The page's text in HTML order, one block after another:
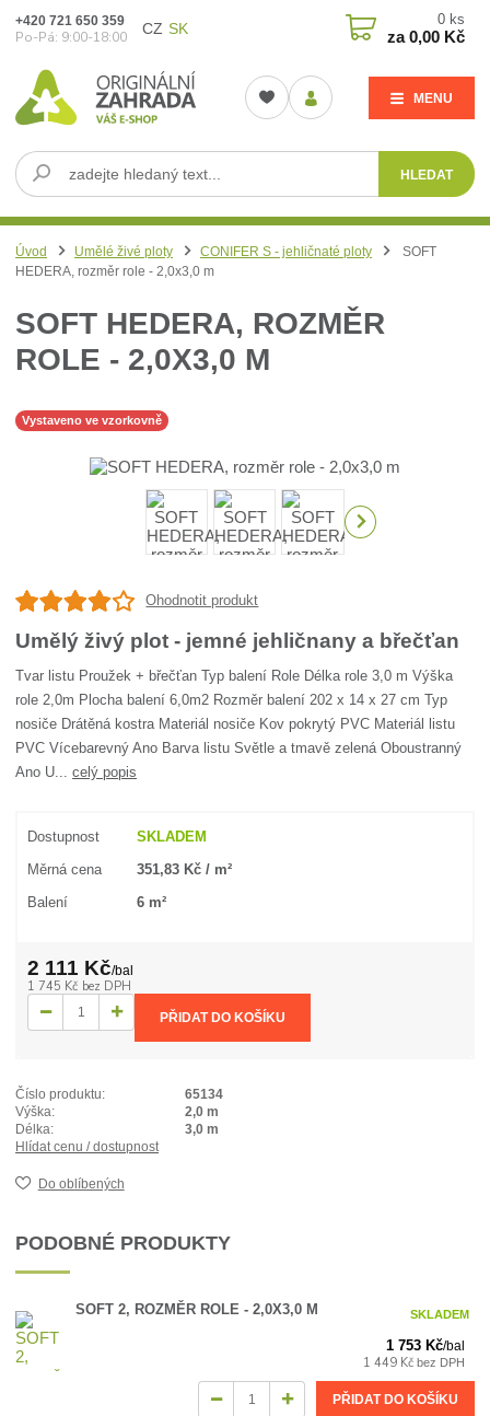
CZ SK
MENU
HLEDAT
+420 721 650 359
Po-Pá: 9:00-18:00
0 ks
za0,00 Kč
Úvod Umělé živé ploty CONIFER S - jehličnaté ploty
SOFT
HEDERA, rozměr role - 2,0x3,0 m
SOFT HEDERA, ROZMĚR
ROLE - 2,0X3,0 M
Vystaveno ve vzorkovně
Ohodnotit produkt
Umělý živý plot - jemné jehličnany a břečťan
Tvar listu Proužek + břečťan Typ balení Role Délka role 3,0 m Výška
role 2,0m Plocha balení 6,0m2 Rozměr balení 202 x 14 x 27 cm Typ
nosiče Drátěná kostra Materiál nosiče Kov pokrytý PVC Materiál listu
PVC Vícebarevný Ano Barva listu Světle a tmavě zelená Oboustranný
Ano U...celý popis
Dostupnost SKLADEM
Měrná cena 351,83 Kč / m²
Balení 6 m²
2 111 Kč/bal
1 745 Kč bez DPH
PŘIDAT DO KOŠÍKU
Číslo produktu:
65134
Výška:
2,0 m
Délka:
3,0 m
Hlídat cenu / dostupnost
Do oblíbených
PODOBNÉ PRODUKTY
SOFT 2, ROZMĚR ROLE - 2,0X3,0 M
1 753 Kč/bal
1 449 Kč bez DPH
SKLADEM
PŘIDAT DO KOŠÍKU